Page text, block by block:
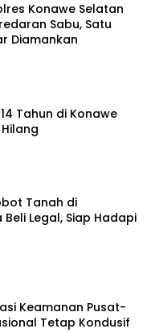
Konawe Selatan
Sabu, Satu
Diamankan
Tahun di Konawe
Tanah di
Legal, Siap Hadapi
Keamanan Pusat-
Tetap Kondusif